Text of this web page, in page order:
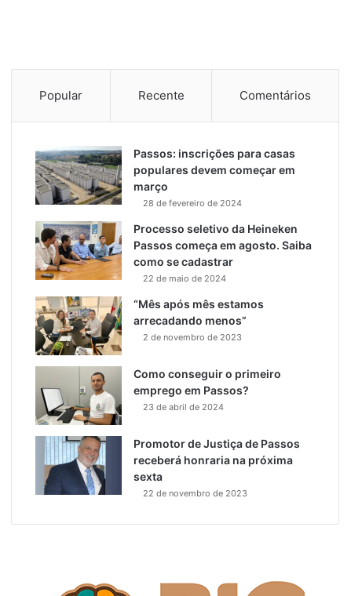
Popular Recente Comentários
Passos: inscrições para casas
populares devem começar em
março
28 de fevereiro de 2024
Processo seletivo da Heineken
Passos começa em agosto. Saiba
como se cadastrar
22 de maio de 2024
“Mês após mês estamos
arrecadando menos”
2 de novembro de 2023
Como conseguir o primeiro
emprego em Passos?
23 de abril de 2024
Promotor de Justiça de Passos
receberá honraria na próxima
sexta
22 de novembro de 2023